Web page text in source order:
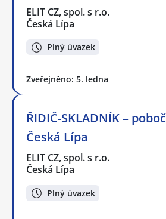
ELIT CZ, spol. s r.o.
Česká Lípa
Plný úvazek
Zveřejněno: 5. ledna
ŘIDIČ-SKLADNÍK –
Česká Lípa
ELIT CZ, spol. s r.o.
Česká Lípa
Plný úvazek